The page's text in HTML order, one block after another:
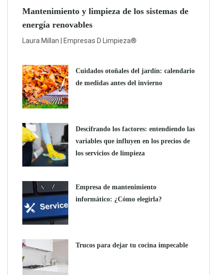
Mantenimiento y limpieza de los sistemas de
energía renovables
Laura Millan | Empresas D Limpieza®
Cuidados otoñales del jardín: calendario
de medidas antes del invierno
Descifrando los factores: entendiendo las
variables que influyen en los precios de
los servicios de limpieza
Empresa de mantenimiento
informático: ¿Cómo elegirla?
Trucos para dejar tu cocina impecable